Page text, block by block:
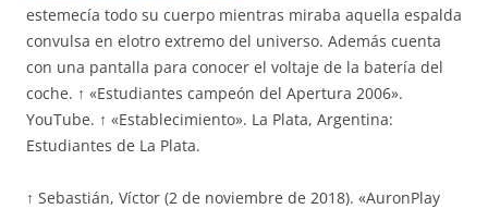
estemecía todo su cuerpo mientras miraba aquella espalda
convulsa en elotro extremo del universo. Además cuenta
con una pantalla para conocer el voltaje de la batería del
coche. ↑ «Estudiantes campeón del Apertura 2006».
YouTube. ↑ «Establecimiento». La Plata, Argentina:
Estudiantes de La Plata.
↑ Sebastián, Víctor (2 de noviembre de 2018). «AuronPlay